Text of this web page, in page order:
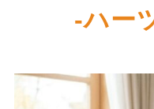
-ハー